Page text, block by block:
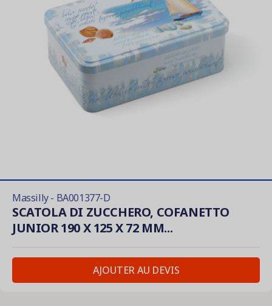
Massilly - BA001377-D
SCATOLA DI ZUCCHERO, COFANETTO
JUNIOR 190 X 125 X 72 MM...
AJOUTER AU DEVIS